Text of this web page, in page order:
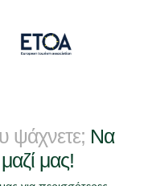
ψάχνετε; Να
μας!